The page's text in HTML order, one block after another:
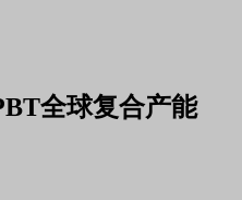
全球复合产能